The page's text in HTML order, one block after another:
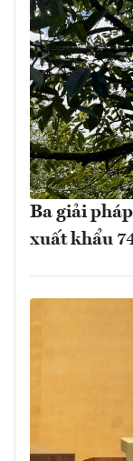
Ba giải
xuất khẩu